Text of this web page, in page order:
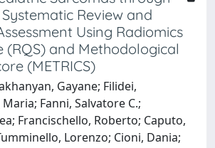
Review and
Using Radiomics
(RQS) and Methodological
(METRICS)
Gayane; Filidei,
Fanni, Salvatore C.;
Francischello, Roberto; Caputo,
Lorenzo; Cioni, Dania;